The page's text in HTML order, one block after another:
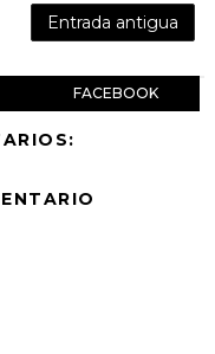
Entrada antigua
FACEBOOK